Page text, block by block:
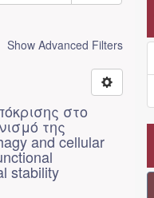
Show Advanced Filters
στο
της
and cellular
stability